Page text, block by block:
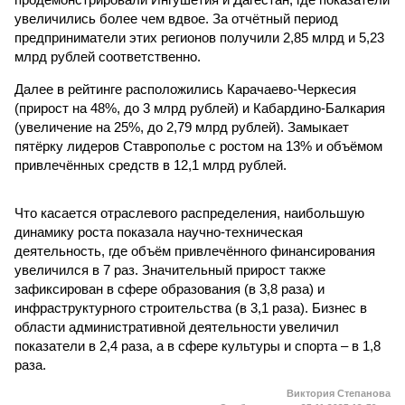
увеличились более чем вдвое. За отчётный период
предприниматели этих регионов получили 2,85 млрд и 5,23
млрд рублей соответственно.
Далее в рейтинге расположились Карачаево-Черкесия
(прирост на 48%, до 3 млрд рублей) и Кабардино-Балкария
(увеличение на 25%, до 2,79 млрд рублей). Замыкает
пятёрку лидеров Ставрополье с ростом на 13% и объёмом
привлечённых средств в 12,1 млрд рублей.
Что касается отраслевого распределения, наибольшую
динамику роста показала научно-техническая
деятельность, где объём привлечённого финансирования
увеличился в 7 раз. Значительный прирост также
зафиксирован в сфере образования (в 3,8 раза) и
инфраструктурного строительства (в 3,1 раза). Бизнес в
области административной деятельности увеличил
показатели в 2,4 раза, а в сфере культуры и спорта – в 1,8
раза.
Виктория Степанова